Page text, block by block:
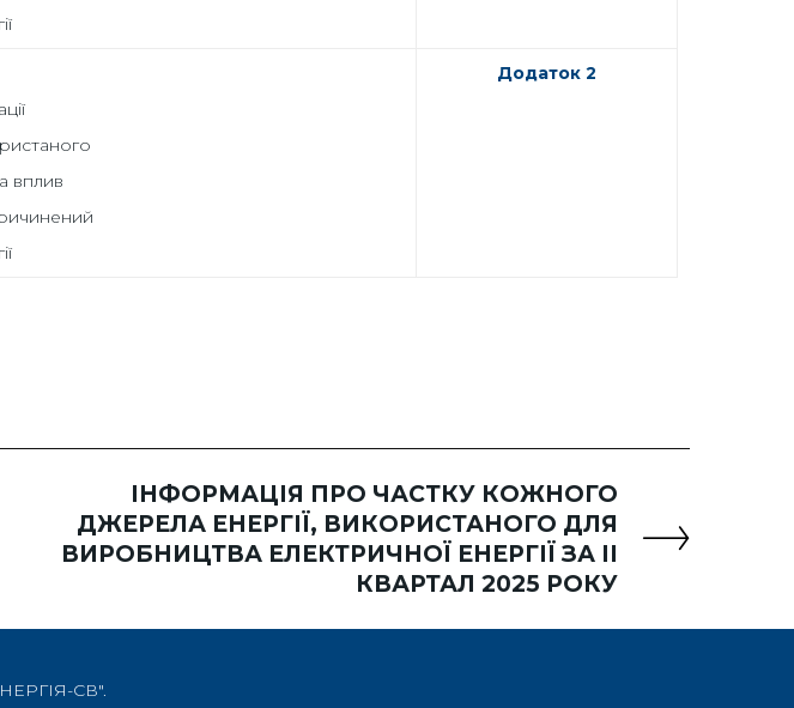
вплив
Додаток 2
ІНФОРМАЦІЯ ПРО ЧАСТКУ КОЖНОГО
ДЖЕРЕЛА ЕНЕРГІЇ, ВИКОРИСТАНОГО ДЛЯ
ВИРОБНИЦТВА ЕЛЕКТРИЧНОЇ ЕНЕРГІЇ ЗА ІI
КВАРТАЛ 2025 РОКУ
СВ".